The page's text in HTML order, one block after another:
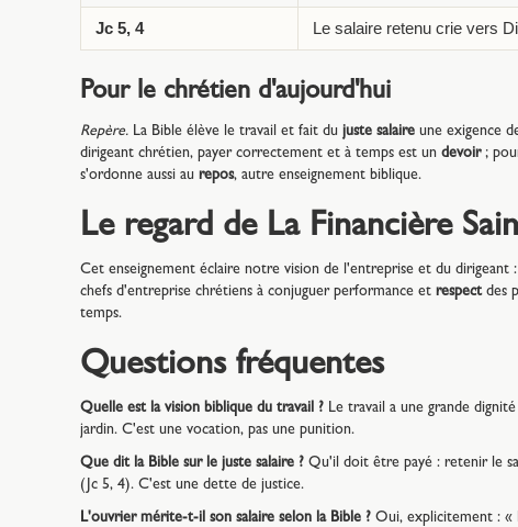
Jc 5, 4 Le salaire retenu crie vers
Pour le chrétien d'aujourd'hui
Repère.La Bible élève le travail et fait du juste salaireune exigence
dirigeant chrétien, payer correctement et à temps est un devoir;
s'ordonne aussi au repos, autre enseignement biblique.
Le regard de La Financière
Cet enseignement éclaire notre vision de l'entreprise et du dirigeant
chefs d'entreprise chrétiens à conjuguer performance et respectdes
temps.
Questions fréquentes
Quelle est la vision biblique du travail ?Le travail a une grande
jardin. C'est une vocation, pas une punition.
Que dit la Bible sur le juste salaire ?Qu'il doit être payé : retenir le
(Jc 5, 4). C'est une dette de justice.
L'ouvrier mérite-t-il son salaire selon la Bible ?Oui, explicitement : «